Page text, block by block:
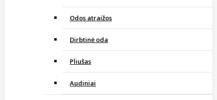
Odos atraižos
Dirbtinė oda
Pliušas
Audiniai